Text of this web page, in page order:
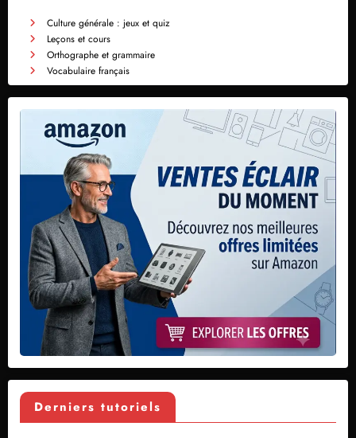
Culture générale : jeux et quiz
Leçons et cours
Orthographe et grammaire
Vocabulaire français
Derniers tutoriels